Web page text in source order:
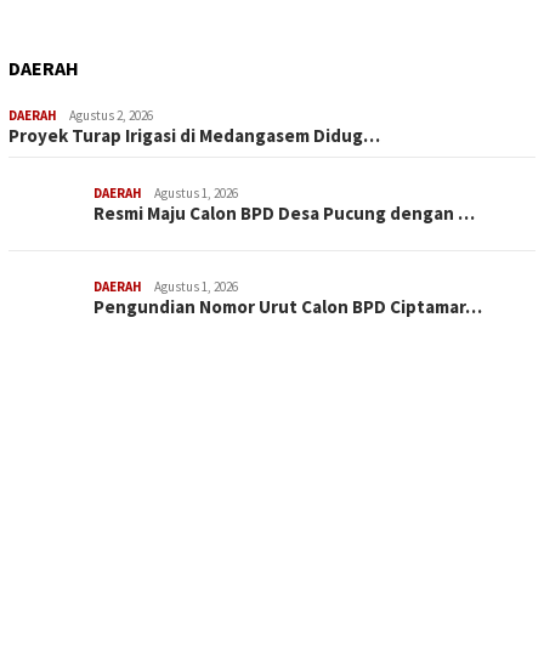
DAERAH
DAERAH Agustus 2, 2026
Proyek Turap Irigasi di Medangasem Didug…
DAERAH Agustus 1, 2026
Resmi Maju Calon BPD Desa Pucung dengan …
DAERAH Agustus 1, 2026
Pengundian Nomor Urut Calon BPD Ciptamar…